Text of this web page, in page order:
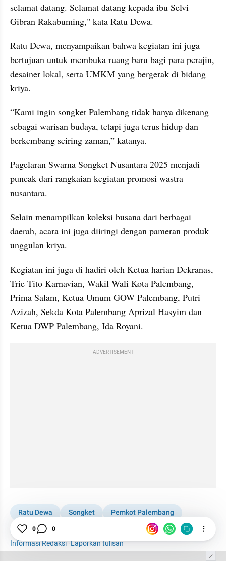
selamat datang. Selamat datang kepada ibu Selvi
Gibran Rakabuming," kata Ratu Dewa.
Ratu Dewa, menyampaikan bahwa kegiatan ini juga
bertujuan untuk membuka ruang baru bagi para perajin,
desainer lokal, serta UMKM yang bergerak di bidang
kriya.
“Kami ingin songket Palembang tidak hanya dikenang
sebagai warisan budaya, tetapi juga terus hidup dan
berkembang seiring zaman,” katanya.
Pagelaran Swarna Songket Nusantara 2025 menjadi
puncak dari rangkaian kegiatan promosi wastra
nusantara.
Selain menampilkan koleksi busana dari berbagai
daerah, acara ini juga diiringi dengan pameran produk
unggulan kriya.
Kegiatan ini juga di hadiri oleh Ketua harian Dekranas,
Trie Tito Karnavian, Wakil Wali Kota Palembang,
Prima Salam, Ketua Umum GOW Palembang, Putri
Azizah, Sekda Kota Palembang Aprizal Hasyim dan
Ketua DWP Palembang, Ida Royani.
ADVERTISEMENT
Ratu Dewa Songket
Pemkot Palembang
Sumsel
Kabar Daerah
Informasi Redaksi·Laporkan tulisan
0 0